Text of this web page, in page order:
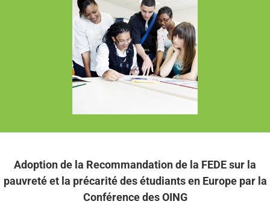
Adoption de la Recommandation de la FEDE sur la
pauvreté et la précarité des étudiants en Europe par la
Conférence des OING